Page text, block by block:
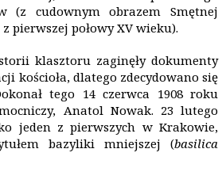
(z cudownym obrazem Smętnej
pierwszej połowy XV wieku).
klasztoru zaginęły dokumenty
kościoła, dlatego zdecydowano się
tego 14 czerwca 1908 roku
Anatol Nowak. 23 lutego
jeden z pierwszych w Krakowie,
bazyliki mniejszej (basilica